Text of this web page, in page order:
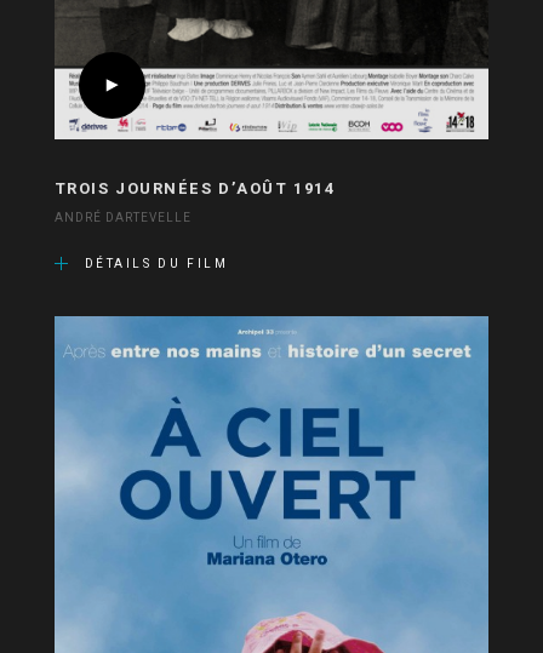
TROIS JOURNÉES D’AOÛT 1914
ANDRÉ DARTEVELLE
DÉTAILS DU FILM